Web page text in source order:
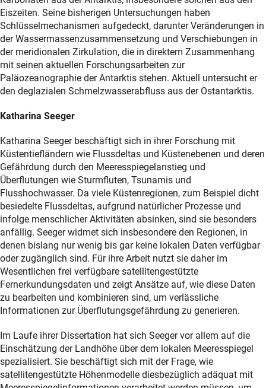
Eiszeiten. Seine bisherigen Untersuchungen haben
Schlüsselmechanismen aufgedeckt, darunter Veränderungen in
der Wassermassenzusammensetzung und Verschiebungen in
der meridionalen Zirkulation, die in direktem Zusammenhang
mit seinen aktuellen Forschungsarbeiten zur
Paläozeanographie der Antarktis stehen. Aktuell untersucht er
den deglazialen Schmelzwasserabfluss aus der Ostantarktis.
Katharina Seeger
Katharina Seeger beschäftigt sich in ihrer Forschung mit
Küstentiefländern wie Flussdeltas und Küstenebenen und deren
Gefährdung durch den Meeresspiegelanstieg und
Überflutungen wie Sturmfluten, Tsunamis und
Flusshochwasser. Da viele Küstenregionen, zum Beispiel dicht
besiedelte Flussdeltas, aufgrund natürlicher Prozesse und
infolge menschlicher Aktivitäten absinken, sind sie besonders
anfällig. Seeger widmet sich insbesondere den Regionen, in
denen bislang nur wenig bis gar keine lokalen Daten verfügbar
oder zugänglich sind. Für ihre Arbeit nutzt sie daher im
Wesentlichen frei verfügbare satellitengestützte
Fernerkundungsdaten und zeigt Ansätze auf, wie diese Daten
zu bearbeiten und kombinieren sind, um verlässliche
Informationen zur Überflutungsgefährdung zu generieren.
Im Laufe ihrer Dissertation hat sich Seeger vor allem auf die
Einschätzung der Landhöhe über dem lokalen Meeresspiegel
spezialisiert. Sie beschäftigt sich mit der Frage, wie
satellitengestützte Höhenmodelle diesbezüglich adäquat mit